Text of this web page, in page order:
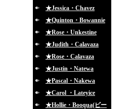
★Jessica・Chavez
★Quinton・Bowannie
★Rose・Unkestine
★Judith・Calavaza
★Rose・Calavaza
★Justin・Natewa
★Pascal・Nakewa
★Carol ・Lateyice
★Hollie・Booqua(ビー